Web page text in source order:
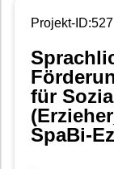
Projekt-ID:527
für
SpaBi-Ez